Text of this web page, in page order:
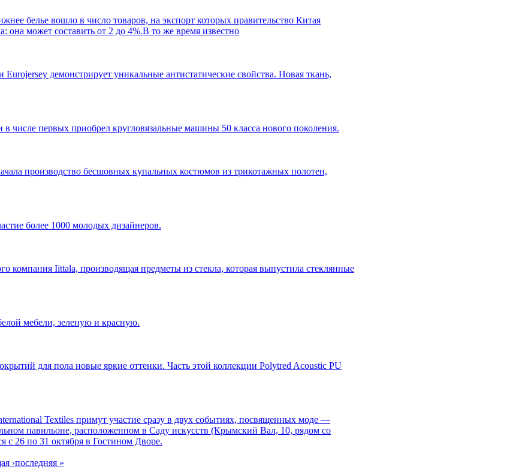
белье вошло в число товаров, на экспорт которых правительство Китая
может составить от 2 до 4%.В то же время известно
демонстрирует уникальные антистатические свойства. Новая ткань,
числе первых приобрел кругловязальные машины 50 класса нового поколения.
производство бесшовных купальных костюмов из трикотажных полотен,
более 1000 молодых дизайнеров.
Iittala, производящая предметы из стекла, которая выпустила стеклянные
мебели, зеленую и красную.
для пола новые яркие оттенки. Часть этой коллекции Polytred Acoustic PU
Textiles примут участие сразу в двух событиях, посвященных моде —
павильоне, расположенном в Саду искусств (Крымский Вал, 10, рядом со
с 26 по 31 октября в Гостином Дворе.
›последняя »